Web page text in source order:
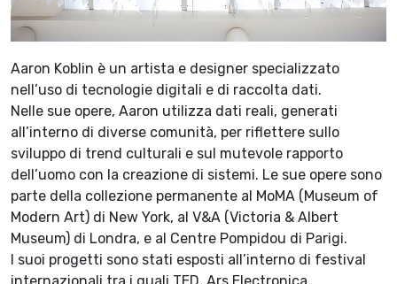
Aaron Koblin è un artista e designer specializzato
nell’uso di tecnologie digitali e di raccolta dati.
Nelle sue opere, Aaron utilizza dati reali, generati
all’interno di diverse comunità, per riflettere sullo
sviluppo di trend culturali e sul mutevole rapporto
dell’uomo con la creazione di sistemi. Le sue opere sono
parte della collezione permanente al MoMA (Museum of
Modern Art) di New York, al V&A (Victoria & Albert
Museum) di Londra, e al Centre Pompidou di Parigi.
I suoi progetti sono stati esposti all’interno di festival